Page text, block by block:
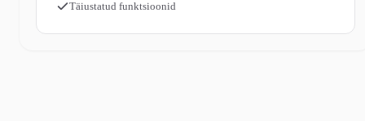
Täiustatud funktsioonid